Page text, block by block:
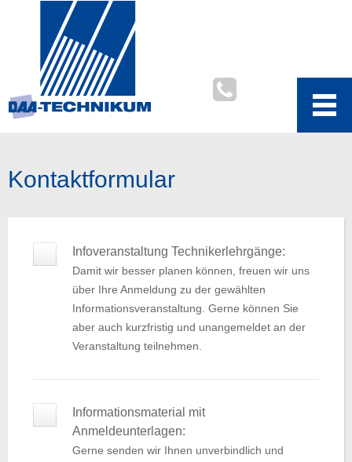
Kontaktformular
Infoveranstaltung Technikerlehrgänge:
Damit wir besser planen können, freuen wir uns
über Ihre Anmeldung zu der gewählten
Informationsveranstaltung. Gerne können Sie
aber auch kurzfristig und unangemeldet an der
Veranstaltung teilnehmen.
Informationsmaterial mit
Anmeldeunterlagen:
Gerne senden wir Ihnen unverbindlich und